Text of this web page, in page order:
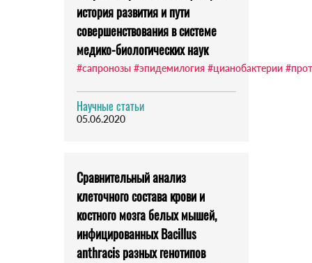
история развития и пути
совершенствования в системе
медико-биологических наук
#сапронозы #эпидемилогия #цианобактерии
Научные статьи
05.06.2020
Сравнительный анализ
клеточного состава крови и
костного мозга белых мышей,
инфицированных Bacillus
anthracis разных генотипов